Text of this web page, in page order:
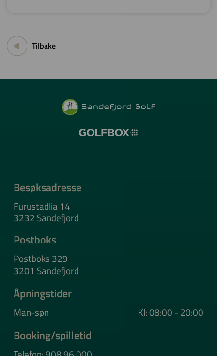
Tilbake
Besøksadresse
Furustadlia 14
3232 Sandefjord
Postboks
Postboks 329
3201 Sandefjord
Åpningstider
Man-søn Kl: 08:00 - 20:00
Booking/spilletid